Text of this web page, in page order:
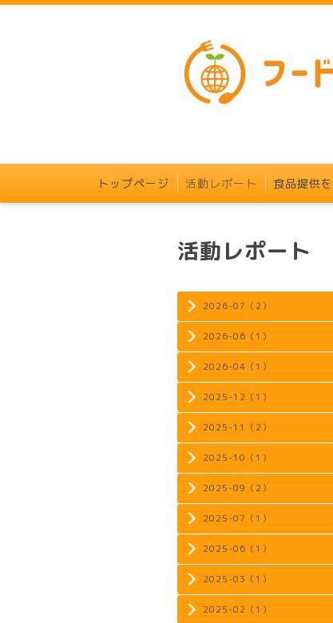
トップページ 活動レポート 食品提供
2026-07（2）
2026-06（1）
2026-04（1）
2025-12（1）
2025-11（2）
2025-10（1）
2025-09（2）
2025-07（1）
2025-06（1）
2025-03（1）
2025-02（1）
活動レポート